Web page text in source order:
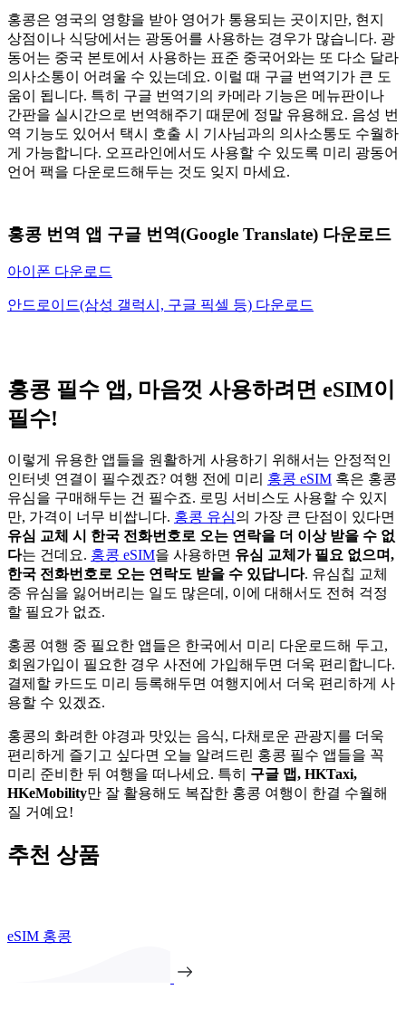
홍콩은 영국의 영향을 받아 영어가 통용되는 곳이지만, 현지
상점이나 식당에서는 광동어를 사용하는 경우가 많습니다. 광
동어는 중국 본토에서 사용하는 표준 중국어와는 또 다소 달라
의사소통이 어려울 수 있는데요. 이럴 때 구글 번역기가 큰 도
움이 됩니다. 특히 구글 번역기의 카메라 기능은 메뉴판이나
간판을 실시간으로 번역해주기 때문에 정말 유용해요. 음성 번
역 기능도 있어서 택시 호출 시 기사님과의 의사소통도 수월하
게 가능합니다. 오프라인에서도 사용할 수 있도록 미리 광동어
언어 팩을 다운로드해두는 것도 잊지 마세요.
홍콩 번역 앱 구글 번역(Google Translate) 다운로드
아이폰 다운로드
안드로이드(삼성 갤럭시, 구글 픽셀 등) 다운로드
홍콩 필수 앱, 마음껏 사용하려면 eSIM이
필수!
이렇게 유용한 앱들을 원활하게 사용하기 위해서는 안정적인
인터넷 연결이 필수겠죠? 여행 전에 미리 홍콩 eSIM 혹은 홍콩
유심을 구매해두는 건 필수죠. 로밍 서비스도 사용할 수 있지
만, 가격이 너무 비쌉니다. 홍콩 유심의 가장 큰 단점이 있다면
유심 교체 시 한국 전화번호로 오는 연락을 더 이상 받을 수 없
다는 건데요. 홍콩 eSIM을 사용하면 유심 교체가 필요 없으며,
한국 전화번호로 오는 연락도 받을 수 있답니다. 유심칩 교체
중 유심을 잃어버리는 일도 많은데, 이에 대해서도 전혀 걱정
할 필요가 없죠.
홍콩 여행 중 필요한 앱들은 한국에서 미리 다운로드해 두고,
회원가입이 필요한 경우 사전에 가입해두면 더욱 편리합니다.
결제할 카드도 미리 등록해두면 여행지에서 더욱 편리하게 사
용할 수 있겠죠.
홍콩의 화려한 야경과 맛있는 음식, 다채로운 관광지를 더욱
편리하게 즐기고 싶다면 오늘 알려드린 홍콩 필수 앱들을 꼭
미리 준비한 뒤 여행을 떠나세요. 특히 구글 맵, HKTaxi,
HKeMobility만 잘 활용해도 복잡한 홍콩 여행이 한결 수월해
질 거예요!
추천 상품
eSIM 홍콩